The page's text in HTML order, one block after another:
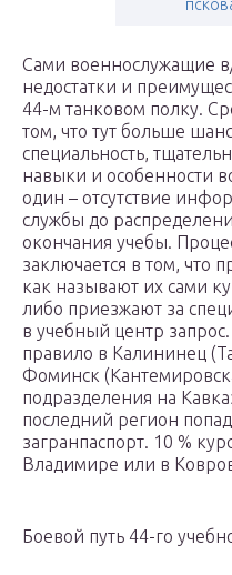
Сами военнослужащие
недостатки и
44-м танковом полку.
том, что тут больше
специальность,
навыки и особенности
один – отсутствие
службы до
окончания учебы.
заключается в том, что
как называют их сами
либо приезжают за
в учебный центр
правило в Калининец
Фоминск
подразделения на
последний регион
загранпаспорт. 10 %
Владимире или в
Боевой путь 44-го